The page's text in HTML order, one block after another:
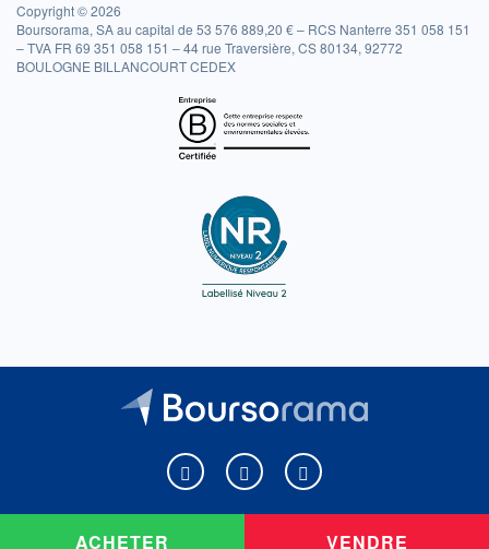
ACHETER VENDRE
Copyright © 2026
Boursorama, SA au capital de 53 576 889,20 € – RCS Nanterre 351 058 151
– TVA FR 69 351 058 151 – 44 rue Traversière, CS 80134, 92772
BOULOGNE BILLANCOURT CEDEX
Boursorama sur Facebook
Boursorama sur XBoursorama sur